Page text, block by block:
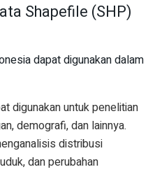
Shapefile (SHP)
dapat digunakan dalam
digunakan untuk penelitian
demografi, dan lainnya.
distribusi
dan perubahan